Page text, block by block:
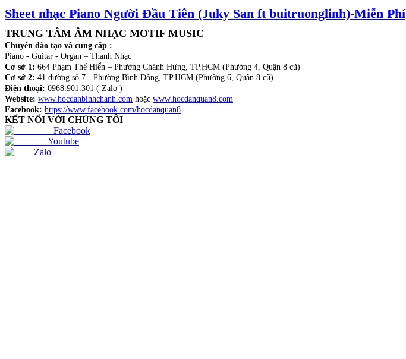
Sheet nhạc Piano Người Đầu Tiên (Juky San ft buitruonglinh)-Miễn Phí
TRUNG TÂM ÂM NHẠC MOTIF MUSIC
Chuyên đào tạo và cung cấp :
Piano - Guitar - Organ – Thanh Nhạc
Cơ sở 1: 664 Phạm Thế Hiển – Phường Chánh Hưng, TP.HCM (Phường 4, Quận 8 cũ)
Cơ sở 2: 41 đường số 7 - Phường Bình Đông, TP.HCM (Phường 6, Quận 8 cũ)
Điện thoại: 0968.901.301 ( Zalo )
Website: www.hocdanbinhchanh.com hoặc www.hocdanquan8.com
Facebook: https://www.facebook.com/hocdanquan8
KẾT NỐI VỚI CHÚNG TÔI
Facebook
Youtube
Zalo